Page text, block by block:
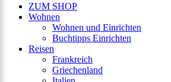
ZUM SHOP
Wohnen
Wohnen und Einrichten
Buchtipps Einrichten
Reisen
Frankreich
Griechenland